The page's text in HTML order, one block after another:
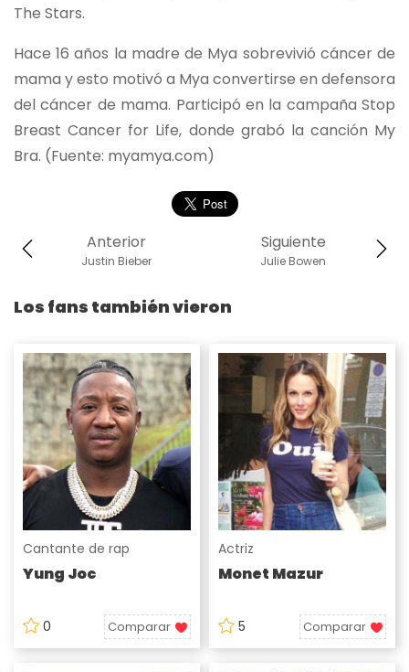
The Stars.
Hace 16 años la madre de Mya sobrevivió cáncer de
mama y esto motivó a Mya convertirse en defensora
del cáncer de mama. Participó en la campaña Stop
Breast Cancer for Life, donde grabó la canción My
Bra. (Fuente: myamya.com)
Siguiente
Julie Bowen
Anterior
Justin Bieber
Los fans también vieron
Cantante de rap
Yung Joc
0 Comparar
Actriz
Monet Mazur
5 Comparar